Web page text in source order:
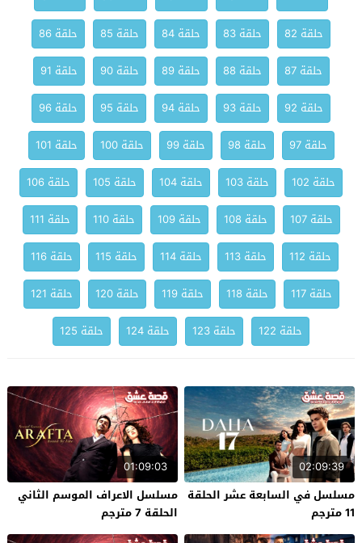
حلقة 82
حلقة 83 حلقة 84 حلقة 85
حلقة 86
حلقة 87
حلقة 88 حلقة 89 حلقة 90
حلقة 91
حلقة 92
حلقة 93 حلقة 94 حلقة 95
حلقة 96
حلقة 97
حلقة 98 حلقة 99 حلقة 100
حلقة 101
حلقة 102
حلقة 103 حلقة 104 حلقة 105
حلقة 106
حلقة 107
حلقة 108 حلقة 109 حلقة 110
حلقة 111
حلقة 112
حلقة 113 حلقة 114 حلقة 115
حلقة 116
حلقة 117
حلقة 118 حلقة 119 حلقة 120
حلقة 121
حلقة 122
حلقة 123 حلقة 124 حلقة 125
02:09:39
مسلسل في السابعة عشر الحلقة
11 مترجم
01:09:03
مسلسل الاعراف الموسم الثاني
الحلقة 7 مترجم